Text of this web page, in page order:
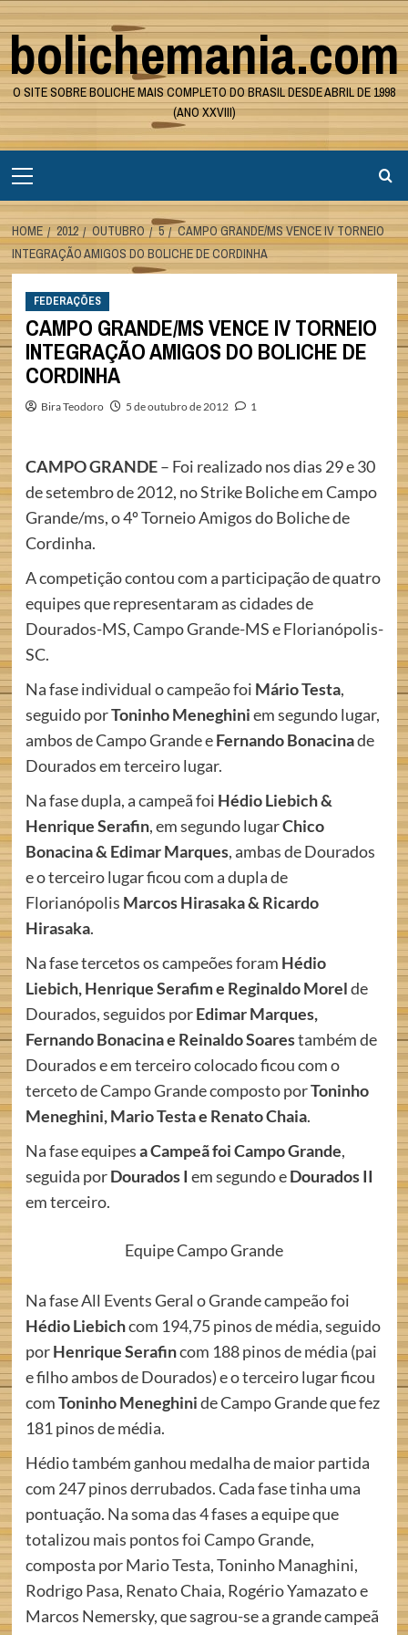
Skip
to
content
bolichemania.com
O SITE SOBRE BOLICHE MAIS COMPLETO DO BRASIL DESDE ABRIL DE 1998
(ANO XXVIII)
Menu
HOME 2012 OUTUBRO 5
CAMPO GRANDE/MS VENCE IV TORNEIO
INTEGRAÇÃO AMIGOS DO BOLICHE DE CORDINHA
FEDERAÇÕES
CAMPO GRANDE/MS VENCE IV TORNEIO
INTEGRAÇÃO AMIGOS DO BOLICHE DE
CORDINHA
Bira Teodoro 5 de outubro de 2012 1
CAMPO GRANDE– Foi realizado nos dias 29 e 30
de setembro de 2012, no Strike Boliche em Campo
Grande/ms, o 4º Torneio Amigos do Boliche de
Cordinha.
A competição contou com a participação de quatro
equipes que representaram as cidades de
Dourados-MS, Campo Grande-MS e Florianópolis-
SC.
Na fase individual o campeão foi Mário Testa,
seguido porToninho Meneghiniem segundo lugar,
ambos de Campo Grande eFernando Bonacinade
Dourados em terceiro lugar.
Na fase dupla, a campeã foi Hédio Liebich &
Henrique Serafin, em segundo lugarChico
Bonacina & Edimar Marques, ambas de Dourados
e o terceiro lugar ficou com a dupla de
Florianópolis Marcos Hirasaka & Ricardo
Hirasaka.
Na fase tercetos os campeões foram Hédio
Liebich, Henrique Serafim e Reginaldo Morelde
Dourados, seguidos porEdimar Marques,
Fernando Bonacina e Reinaldo Soarestambém de
Dourados e em terceiro colocado ficou com o
terceto de Campo Grande composto porToninho
Meneghini, Mario Testa e Renato Chaia.
Na fase equipesa Campeã foi Campo Grande,
seguida porDourados I em segundo eDourados II
em terceiro.
Equipe Campo Grande
Na fase All Events Geral o Grande campeão foi
Hédio Liebichcom 194,75 pinos de média, seguido
porHenrique Serafincom 188 pinos de média (pai
e filho ambos de Dourados) e o terceiro lugar ficou
comToninho Meneghinide Campo Grande que fez
181 pinos de média.
Hédio também ganhou medalha de maior partida
com 247 pinos derrubados. Cada fase tinha uma
pontuação. Na soma das 4 fases a equipe que
totalizou mais pontos foi Campo Grande,
composta por Mario Testa, Toninho Managhini,
Rodrigo Pasa, Renato Chaia, Rogério Yamazato e
Marcos Nemersky, que sagrou-se a grande campeã